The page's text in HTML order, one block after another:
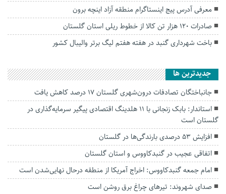
معرفی آدرس پیج اینستاگرام منطقه آزاد اینچه برون
صادرات 120 هزار تن کالا از خطوط ریلی استان گلستان
باخت شهرداری گنبد در هفته هفتم لیگ برتر‌ والیبال کشور
جديدترين ها
جانباختگان تصادفات درون‌شهری گلستان ۱۷ درصد کاهش یافت
استاندار: بابک زنجانی با ۱۱ هلدینگ اقتصادی پیگیر سرمایه‌گذاری در
گلستان است
افزایش ۵۳ درصدی بارندگی‌ها در گلستان
اتفاقی عجیب در‌ گنبدکاووس و استان گلستان
امام جمعه گنبدکاووس: اخراج آمریکا از منطقه درحال نهایی‌شدن است
صدای شهروند: تیرهای چراغ برق روشن است